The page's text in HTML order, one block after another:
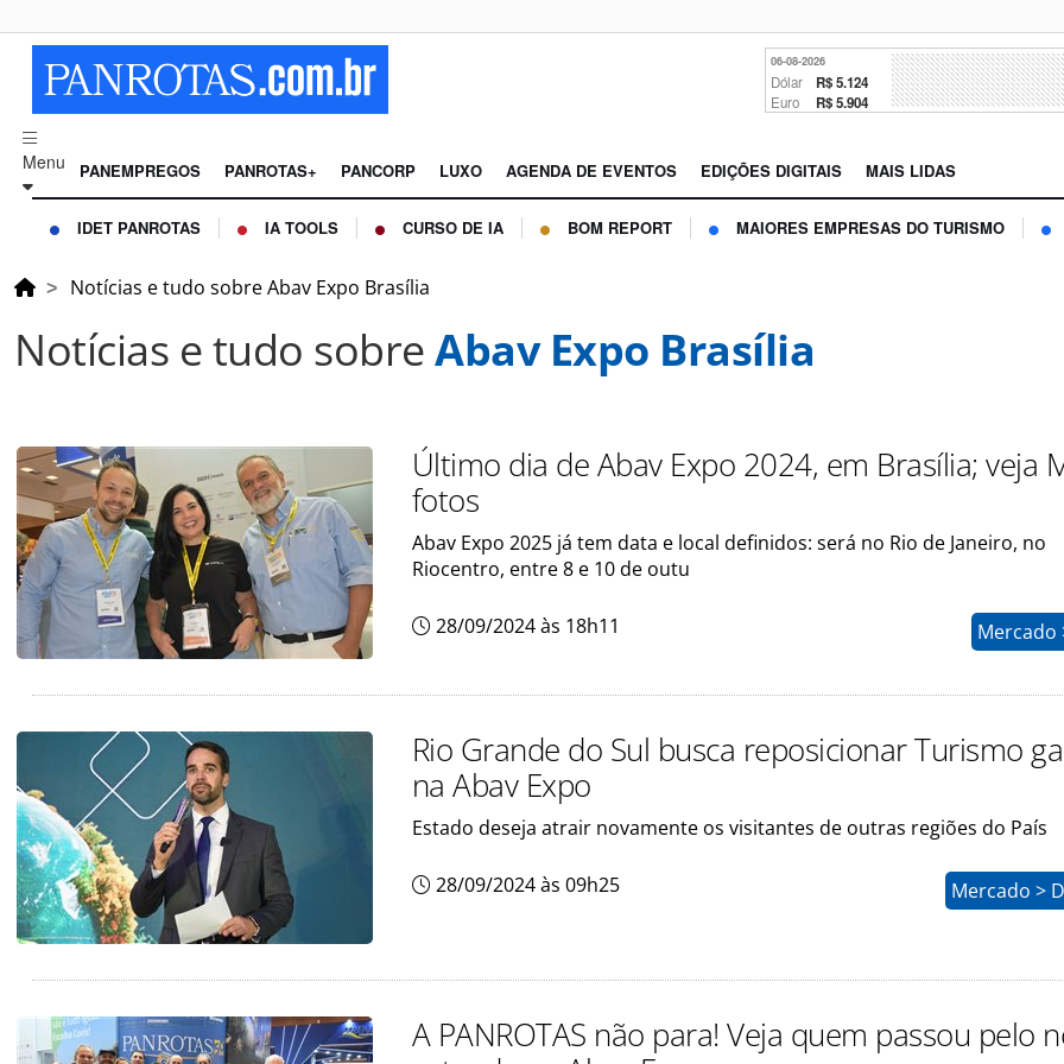
06-08-2026
Dólar R$ 5.124
Euro R$ 5.904
Menu PANEMPREGOS PANROTAS+ PANCORP LUXO AGENDA DE EVENTOS EDIÇÕES DIGITAIS MAIS LIDAS
IDET PANROTAS IA TOOLS CURSO DE IA BOM REPORT MAIORES EMPRESAS DO TURISMO
Notícias e tudo sobre Abav Expo Brasília
Notícias e tudo sobreAbav Expo Brasília
Último dia de Abav Expo 2024, em Brasília; veja
fotos
Abav Expo 2025 já tem data e local definidos: será no Rio de Janeiro, no
Riocentro, entre 8 e 10 de outu
28/09/2024 às 18h11 Mercado
Rio Grande do Sul busca reposicionar Turismo
na Abav Expo
Estado deseja atrair novamente os visitantes de outras regiões do País
28/09/2024 às 09h25 Mercado >
A PANROTAS não para! Veja quem passou pelo